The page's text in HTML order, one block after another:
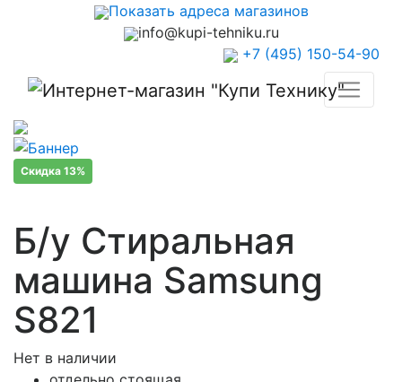
Показать адреса магазинов
info@kupi-tehniku.ru
+7 (495) 150-54-90
Скидка 13%
Б/у Стиральная
машина Samsung
S821
Нет в наличии